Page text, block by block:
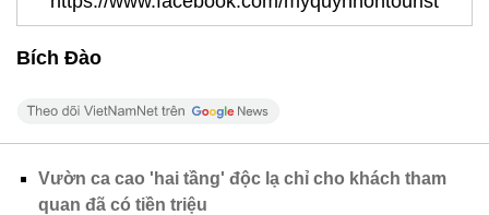
Bích Đào
Vườn ca cao 'hai tầng' độc lạ chỉ cho khách tham
quan đã có tiền triệu